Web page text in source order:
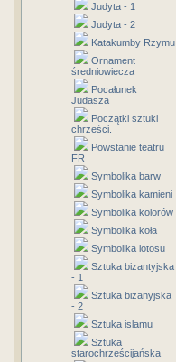
Judyta - 1
Judyta - 2
Katakumby Rzymu
Ornament
średniowiecza
Pocałunek
Judasza
Początki sztuki
chrześci.
Powstanie teatru
FR
Symbolika barw
Symbolika kamieni
Symbolika kolorów
Symbolika koła
Symbolika lotosu
Sztuka bizantyjska
- 1
Sztuka bizanyjska
- 2
Sztuka islamu
Sztuka
starochrześcijańska